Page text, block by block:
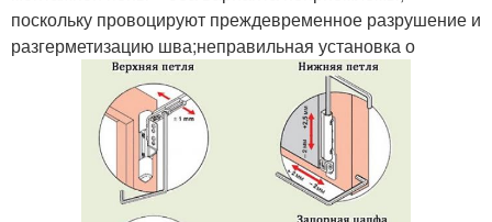
поскольку провоцируют преждевременное разрушение и
разгерметизацию шва;неправильная установка о